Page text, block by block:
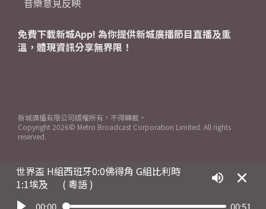
世界盃 H組西班牙0:0佛得角 G組比利時
1:1埃及
( 粵語 )
00:00 00:51
音樂意見反映
免費下載新城App! 為你提供新城廣播節目直播及重
溫，體現資訊分享無界限！
新城廣播有限公司版權所有，不得轉載。
Copyright 2026© Metro Broadcast Corporation Limited. All rights
reserved.